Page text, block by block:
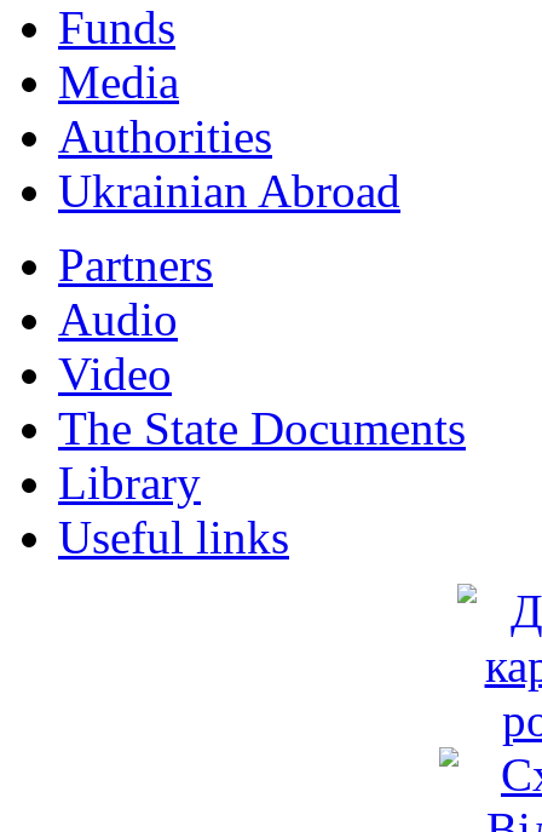
Funds
Мedia
Authorities
Ukrainian Abroad
Partners
Audio
Video
The State Documents
Library
Useful links